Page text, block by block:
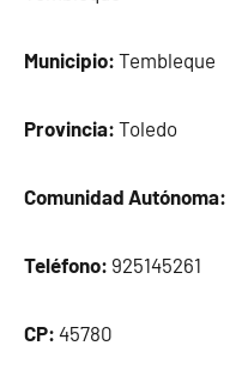
Municipio: Tembleque
Provincia: Toledo
Comunidad Autónoma:
Teléfono: 925145261
CP: 45780